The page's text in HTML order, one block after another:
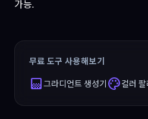
가능.
무료 도구 사용해보기
gradient그라디언트 생성기 palette컬러